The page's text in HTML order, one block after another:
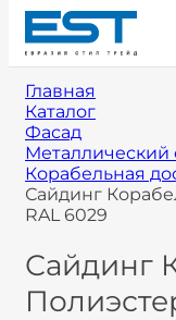
Главная
Каталог
Фасад
Металлический
Корабельная
Сайдинг
RAL 6029
Сайдинг